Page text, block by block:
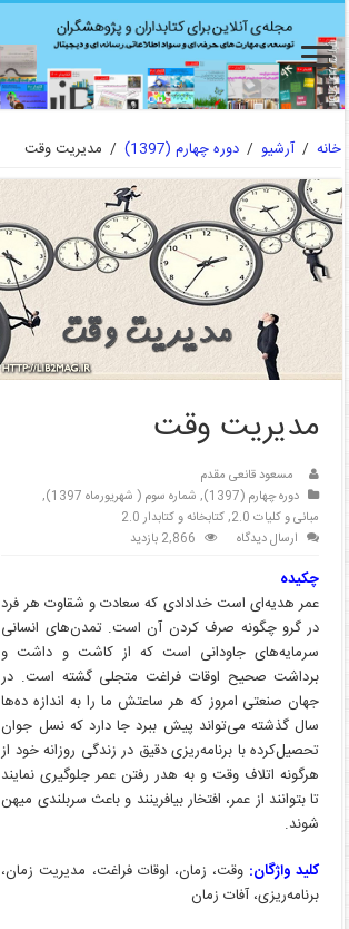
خانه / آرشیو / دوره چهارم (1397) / مدیریت وقت
مدیریت وقت
مسعود قانعی مقدم
دوره چهارم (1397)
, شماره سوم ( شهریورماه 1397)
,
مبانی و کلیات 2.0
,کتابخانه و کتابدار 2.0
ارسال دیدگاه
2,866 بازدید
چکیده
عمر هدیه‌ای است خدادادی که سعادت و شقاوت هر فرد
در گرو چگونه صرف کردن آن است. تمدن‌های انسانی
سرمایه‌های جاودانی است که از کاشت و داشت و
برداشت صحیح اوقات فراغت متجلی گشته است. در
جهان صنعتی امروز که هر ساعتش ما را به اندازه ده‌ها
سال گذشته می‌تواند پیش ببرد جا دارد که نسل جوان
تحصیل‌کرده با برنامه‌ریزی دقیق در زندگی روزانه خود از
هرگونه اتلاف وقت و به هدر رفتن عمر جلوگیری نمایند
تا بتوانند از عمر، افتخار بیافرینند و باعث سربلندی میهن
شوند.
کلید واژگان: وقت، زمان، اوقات فراغت، مدیریت زمان،
برنامه‌ریزی، آفات زمان